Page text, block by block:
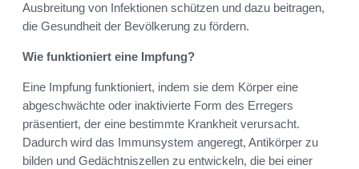
Ausbreitung von Infektionen schützen und dazu beitragen,
die Gesundheit der Bevölkerung zu fördern.
Wie funktioniert eine Impfung?
Eine Impfung funktioniert, indem sie dem Körper eine
abgeschwächte oder inaktivierte Form des Erregers
präsentiert, der eine bestimmte Krankheit verursacht.
Dadurch wird das Immunsystem angeregt, Antikörper zu
bilden und Gedächtniszellen zu entwickeln, die bei einer